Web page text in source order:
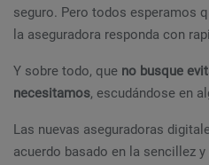
seguro. Pero todos esperamos
la aseguradora responda con
Y sobre todo, que no busque
necesitamos, escudándose en
Las nuevas aseguradoras
acuerdo basado en la sencillez